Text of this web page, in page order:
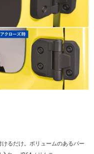
るだけ。ボリュームのあるパー